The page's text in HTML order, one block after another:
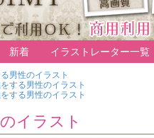
新着 イラストレーター一覧
男性のイラスト
する男性のイラスト
する男性のイラスト
イラスト